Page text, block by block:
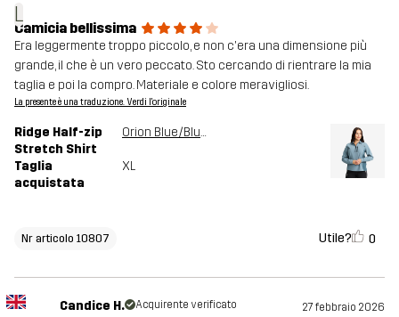
L
Camicia bellissima
Era leggermente troppo piccolo, e non c'era una dimensione più
grande, il che è un vero peccato. Sto cercando di rientrare la mia
taglia e poi la compro. Materiale e colore meravigliosi.
La presente è una traduzione. Verdi l'originale
Ridge Half-zip
Stretch Shirt
Orion Blue/Blue Mirage
Taglia
acquistata
XL
Nr articolo 10807 Utile? 0
Candice H. Acquirente verificato 27 febbraio 2026